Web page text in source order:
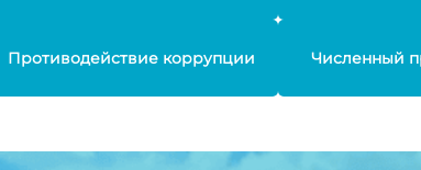
Противодействие коррупции Численный